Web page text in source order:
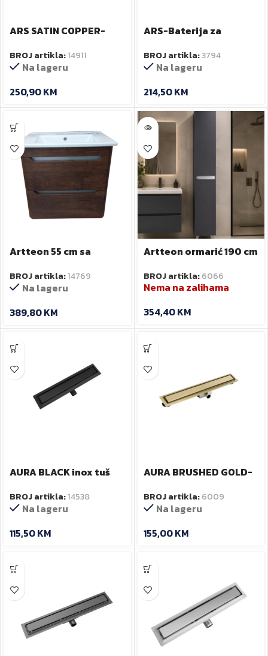
ARS SATIN COPPER-
podžbukna
BROJ artikla:14911
Na lageru
250,90KM
ARS-Baterija za
podzbukna
BROJ artikla:3794
Na lageru
214,50KM
Artteon 55 cm sa
drvo
BROJ artikla:14769
Na lageru
389,80KM
Artteon ormarić 190 cm
BROJ artikla:6066
Nema na zalihama
354,40KM
AURA BLACK inox tuš
BROJ artikla:14538
Na lageru
115,50KM
AURA BRUSHED GOLD-
BROJ artikla:6009
Na lageru
155,00KM